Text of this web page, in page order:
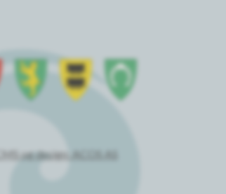
CMS og design: ACOS AS